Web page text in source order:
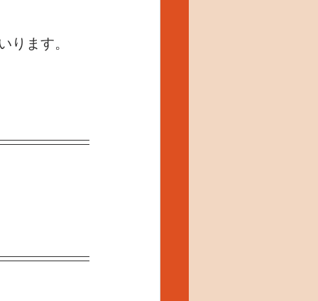
ります。